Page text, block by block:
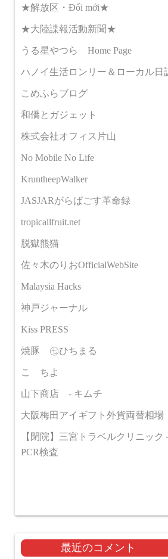
★解放区・Đổi mới★
★大陸諜報活動新聞★
うる星やつら Home Page
ハノイ生活ロンリー＆ローカル日
こめふらブログ
和僑とガジェット
株式会社オフィス片山
No Mobile No Life
KruntheepWalker
JASJARがらぱごす革命録
tropicallfruit.net
脱獄熊猫
佐々木のりおOfficialWebSite
Malaysia Hacks
神戸ジャーナル
Kiss PRESS
焼豚 ㊆ひちまる
こゝちよ
山下商店 - キムチ
大阪梅田アイギフト外貨両替相場
【閉院】三宮トラベルクリニック
PCR検査
最近のコメント